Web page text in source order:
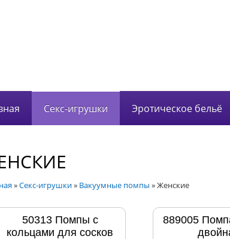
Секс-игрушки Эротическое бельё
»Секс-игрушки» Вакуумные помпы »Женские
50313 Помпы с
кольцами для сосков
889005